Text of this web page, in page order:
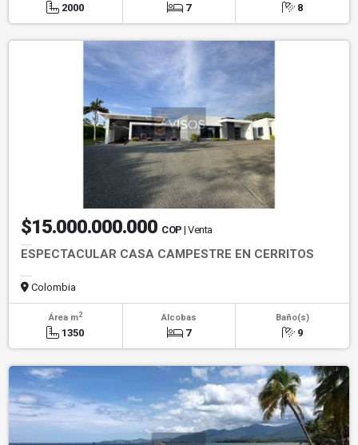
2000 7 8
$15.000.000.000 COP | Venta
ESPECTACULAR CASA CAMPESTRE EN CERRITOS
Colombia
Área m2
1350
Alcobas
7
Baño(s)
9